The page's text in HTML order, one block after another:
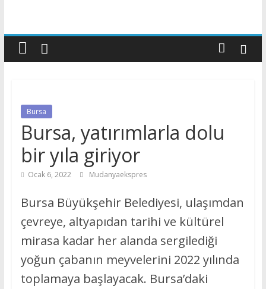
Bursa
Bursa, yatırımlarla dolu
bir yıla giriyor
Ocak 6, 2022 Mudanyaekspres
Bursa Büyükşehir Belediyesi, ulaşımdan
çevreye, altyapıdan tarihi ve kültürel
mirasa kadar her alanda sergilediği
yoğun çabanın meyvelerini 2022 yılında
toplamaya başlayacak. Bursa’daki